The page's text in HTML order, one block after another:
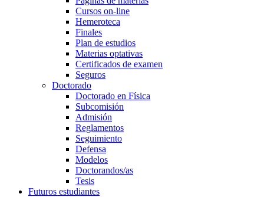
Cursos on-line
Hemeroteca
Finales
Plan de estudios
Materias optativas
Certificados de examen
Seguros
Doctorado
Doctorado en Física
Subcomisión
Admisión
Reglamentos
Seguimiento
Defensa
Modelos
Doctorandos/as
Tesis
Futuros estudiantes